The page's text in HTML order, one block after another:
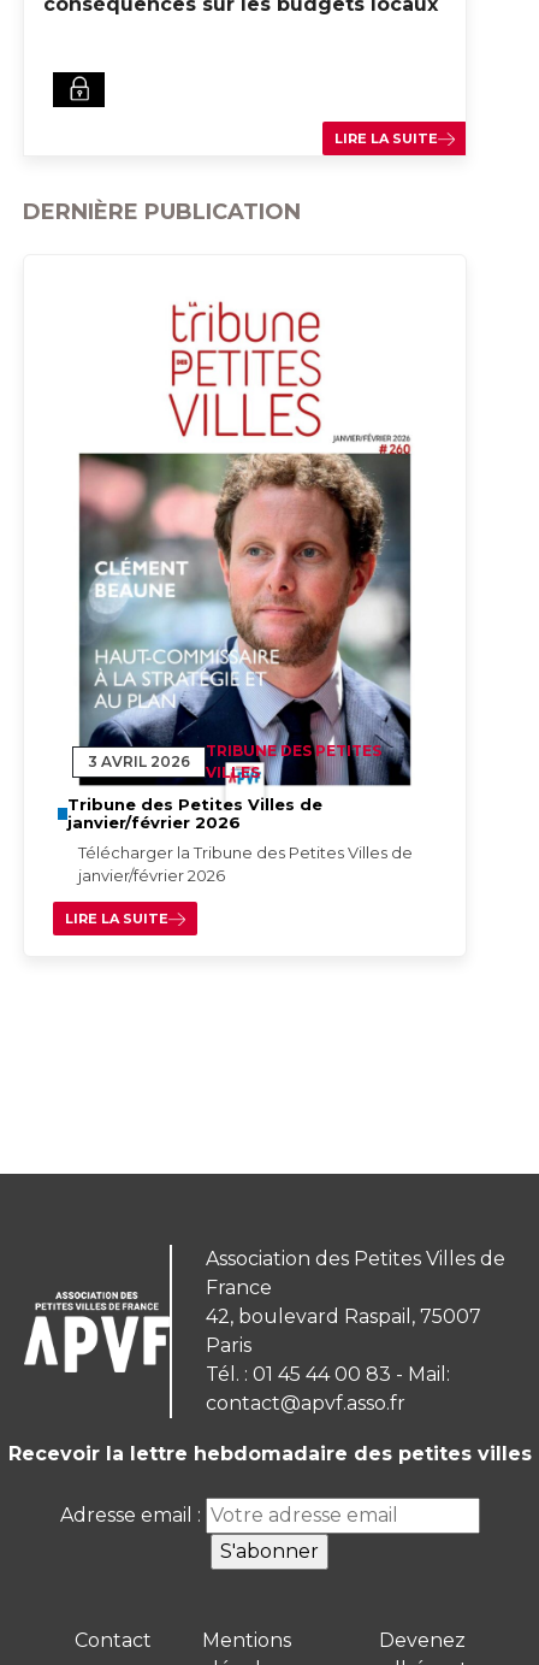
LIRE LA SUITE
DERNIÈRE PUBLICATION
3 AVRIL 2026
TRIBUNE DES PETITES
VILLES
Tribune des Petites Villes de
janvier/février 2026
Télécharger la Tribune des Petites Villes de
janvier/février 2026
LIRE LA SUITE
Association des Petites Villes de
France
42, boulevard Raspail, 75007
Paris
Tél. : 01 45 44 00 83 - Mail:
contact@apvf.asso.fr
Recevoir la lettre hebdomadaire des petites villes
Adresse email :
Contact
Mentions
Devenez